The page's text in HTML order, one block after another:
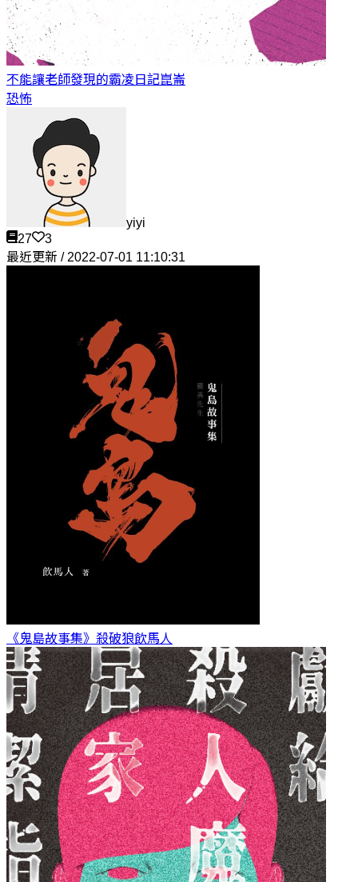
不能讓老師發現的霸凌日記崑崙
恐怖
yiyi
27
3
最近更新 / 2022-07-01 11:10:31
《鬼島故事集》殺破狼飲馬人